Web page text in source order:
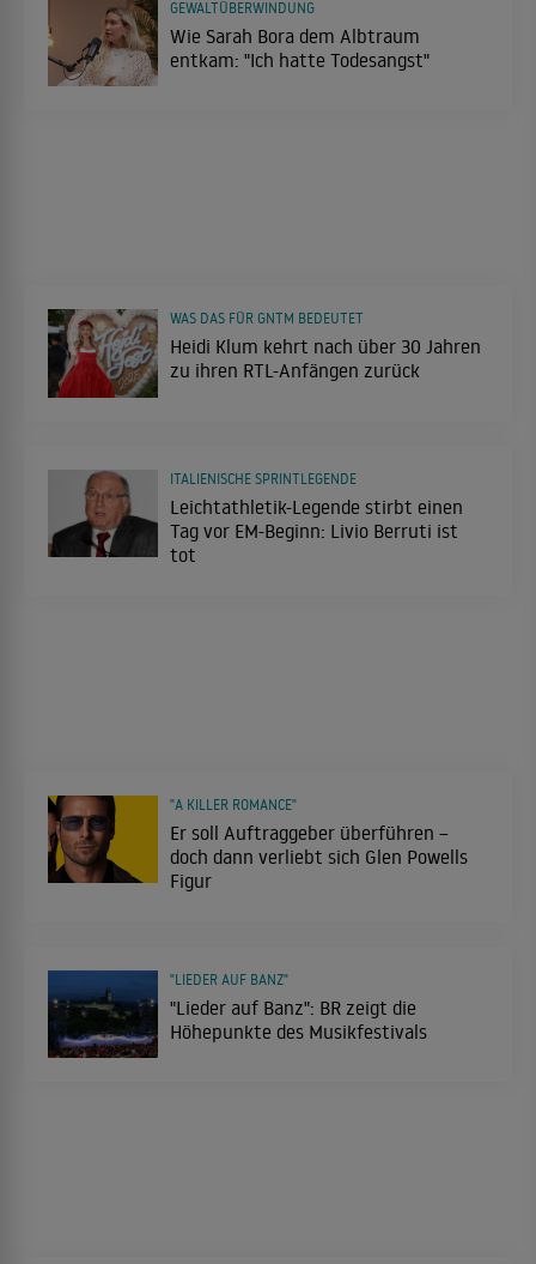
Wie Sarah Bora dem Albtraum
entkam: "Ich hatte Todesangst"
GEWALTÜBERWINDUNG
Heidi Klum kehrt nach über 30 Jahren
zu ihren RTL-Anfängen zurück
WAS DAS FÜR GNTM BEDEUTET
Leichtathletik-Legende stirbt einen
Tag vor EM-Beginn: Livio Berruti ist
tot
ITALIENISCHE SPRINTLEGENDE
Er soll Auftraggeber überführen –
doch dann verliebt sich Glen Powells
Figur
"A KILLER ROMANCE"
"Lieder auf Banz": BR zeigt die
Höhepunkte des Musikfestivals
"LIEDER AUF BANZ"